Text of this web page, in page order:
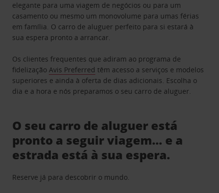
elegante para uma viagem de negócios ou para um
casamento ou mesmo um monovolume para umas férias
em família. O carro de aluguer perfeito para si estará à
sua espera pronto a arrancar.
Os clientes frequentes que adiram ao programa de
fidelizaçãoAvis Preferred têm acesso a serviços e modelos
superiores e ainda à oferta de dias adicionais. Escolha o
dia e a hora e nós preparamos o seu carro de aluguer.
O seu carro de aluguer está
pronto a seguir viagem… e a
estrada está à sua espera.
Reserve já para descobrir o mundo.